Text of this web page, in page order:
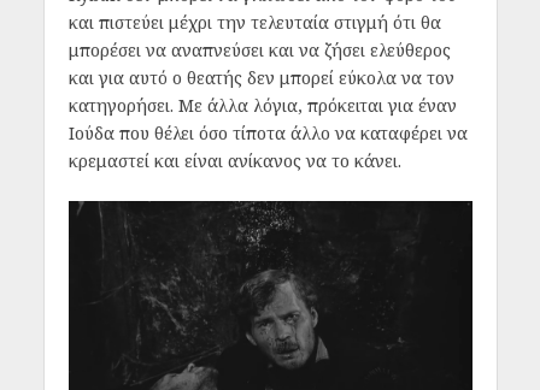
και πιστεύει μέχρι την τελευταία στιγμή ότι θα
μπορέσει να αναπνεύσει και να ζήσει ελεύθερος
και για αυτό ο θεατής δεν μπορεί εύκολα να τον
κατηγορήσει. Με άλλα λόγια, πρόκειται για έναν
Ιούδα που θέλει όσο τίποτα άλλο να καταφέρει να
κρεμαστεί και είναι ανίκανος να το κάνει.